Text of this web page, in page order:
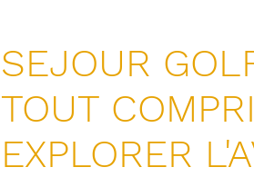
SEJOUR
TOUT
EXPLORER